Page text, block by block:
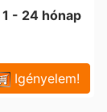
1 - 24 hónap
Igényelem!